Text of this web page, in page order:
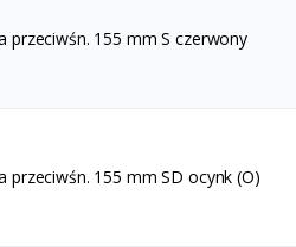
przeciwśn. 155 mm S czerwony
przeciwśn. 155 mm SD ocynk (O)